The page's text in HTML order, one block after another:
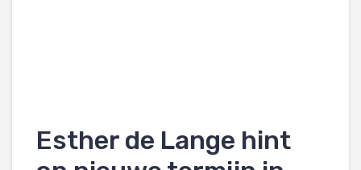
Esther de Lange hint